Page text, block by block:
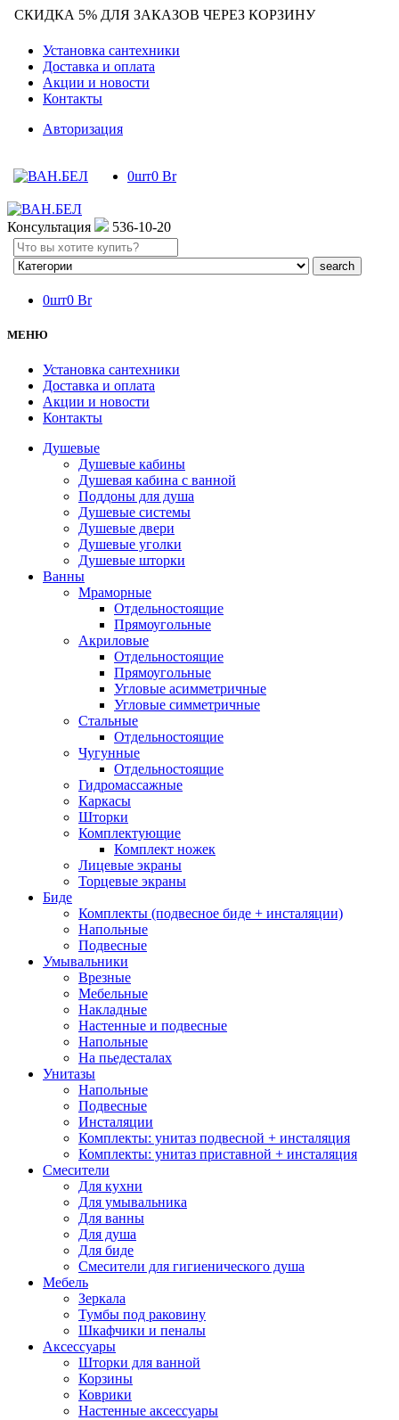
СКИДКА 5% ДЛЯ ЗАКАЗОВ ЧЕРЕЗ КОРЗИНУ
Установка сантехники
Доставка и оплата
Акции и новости
Контакты
Авторизация
0шт0 Br
Консультация
536-10-20
Search
here
0шт0 Br
МЕНЮ
Установка сантехники
Доставка и оплата
Акции и новости
Контакты
Душевые
Душевые кабины
Душевая кабина с ванной
Поддоны для душа
Душевые системы
Душевые двери
Душевые уголки
Душевые шторки
Ванны
Мраморные
Отдельностоящие
Прямоугольные
Акриловые
Отдельностоящие
Прямоугольные
Угловые асимметричные
Угловые симметричные
Стальные
Отдельностоящие
Чугунные
Отдельностоящие
Гидромассажные
Каркасы
Шторки
Комплектующие
Комплект ножек
Лицевые экраны
Торцевые экраны
Биде
Комплекты (подвесное биде + инсталяции)
Напольные
Подвесные
Умывальники
Врезные
Мебельные
Накладные
Настенные и подвесные
Напольные
На пьедесталах
Унитазы
Напольные
Подвесные
Инсталяции
Комплекты: унитаз подвесной + инсталяция
Комплекты: унитаз приставной + инсталяция
Смесители
Для кухни
Для умывальника
Для ванны
Для душа
Для биде
Смесители для гигиенического душа
Мебель
Зеркала
Тумбы под раковину
Шкафчики и пеналы
Аксессуары
Шторки для ванной
Корзины
Коврики
Настенные аксессуары